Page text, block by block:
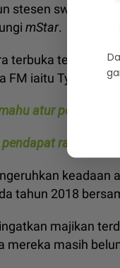
stesen swasta,
mStar.
terbuka tentang
FM iaitu Tyzo
atur pertemuan
ramai nak
keadaan
tahun 2018
majikan
mereka masih